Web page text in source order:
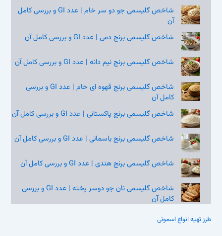
شاخص گلیسمی جو دو سر خام | عدد GI و بررسی کامل
آن
شاخص گلیسمی برنج دمی | عدد GI و بررسی کامل آن
شاخص گلیسمی برنج نیم‌ دانه | عدد GI و بررسی کامل آن
شاخص گلیسمی برنج قهوه‌ ای خام | عدد GI و بررسی
کامل آن
شاخص گلیسمی برنج پاکستانی | عدد GI و بررسی کامل آن
شاخص گلیسمی برنج باسماتی | عدد GI و بررسی کامل آن
شاخص گلیسمی برنج هندی | عدد GI و بررسی کامل آن
شاخص گلیسمی نان جو دوسر پخته | عدد GI و بررسی
کامل آن
طرز تهیه انواع اسموتی